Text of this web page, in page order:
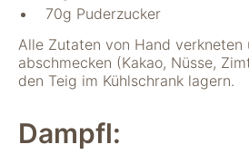
70g Puderzucker
Alle Zutaten von Hand verkneten
abschmecken (Kakao, Nüsse,
den Teig im Kühlschrank lagern.
Dampfl:
verwenden wir
Tools zur Erfassung
anonymer
Nutzungsstatistiken.
Wir verwenden
um
Nutzungsstatistiken